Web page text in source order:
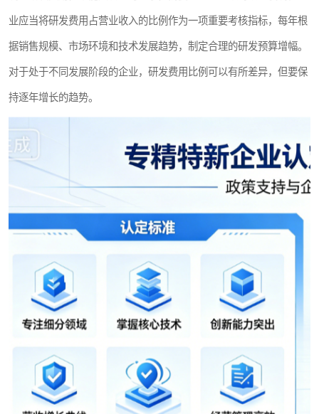
业应当将研发费用占营业收入的比例作为一项重要考核指标，每年根
据销售规模、市场环境和技术发展趋势，制定合理的研发预算增幅。
对于处于不同发展阶段的企业，研发费用比例可以有所差异，但要保
持逐年增长的趋势。